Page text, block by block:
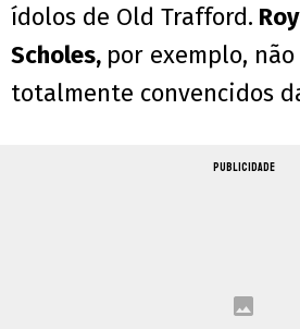
ídolos de Old Trafford.
Scholes, por exemplo,
totalmente convencidos
PUBLICIDADE